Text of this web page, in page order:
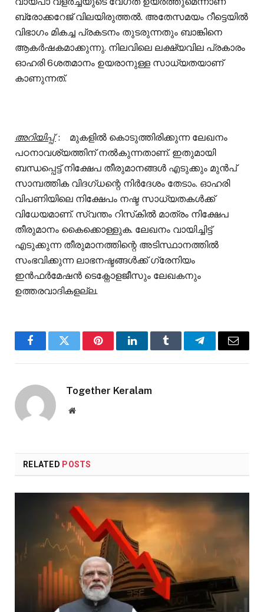
ബ്രോക്കറേജ് വിലയിരുത്തൽ. അതേസമയം റീട്ടെയിൽ
വിഭാഗം മികച്ച പ്രകടനം തുടരുന്നതും ബാങ്കിനെ
ആകർഷകമാക്കുന്നു. നിലവിലെ ലക്ഷ്യവില പ്രകാരം
ഓഹരി 6ശതമാനം ഉയരാനുള്ള സാധ്യതയാണ്
കാണുന്നത്.
അറിയിപ്പ് : മുകളിൽ കൊടുത്തിരിക്കുന്ന ലേഖനം
പഠനാവശ്യത്തിന് നൽകുന്നതാണ്. ഇതുമായി
ബന്ധപ്പെട്ട് നിക്ഷേപ തീരുമാനങ്ങൾ എടുക്കും മുൻപ്
സാമ്പത്തിക വിദഗ്ധന്റെ നിർദേശം തേടാം. ഓഹരി
വിപണിയിലെ നിക്ഷേപം നഷ്ട സാധ്യതകൾക്ക്
വിധേയമാണ്. സ്വന്തം റിസ്‌കിൽ മാത്രം നിക്ഷേപ
തീരുമാനം കൈക്കൊള്ളുക. ലേഖനം വായിച്ചിട്ട്
എടുക്കുന്ന തീരുമാനത്തിന്റെ അടിസ്ഥാനത്തിൽ
സംഭവിക്കുന്ന ലാഭനഷ്ടങ്ങൾക്ക് ഗ്രേനിയം
ഇൻഫർമേഷൻ ടെക്നോളജീസും ലേഖകനും
ഉത്തരവാദികളല്ല.
FacebookTwitter PinterestLinkedInTumblr TelegramEmail
Together Keralam
Website
RELATED POSTS